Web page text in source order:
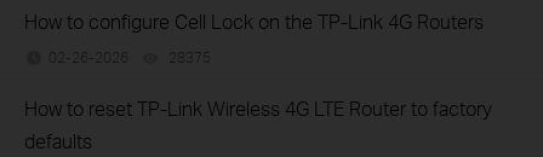
How to configure Cell Lock on the TP-Link 4G Routers
02-26-2026 28375
How to reset TP-Link Wireless 4G LTE Router to factory
defaults